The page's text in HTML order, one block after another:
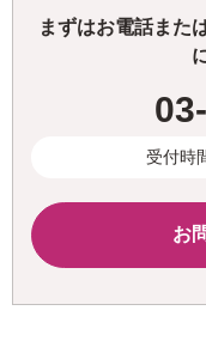
まずはお電話また
受付時
お